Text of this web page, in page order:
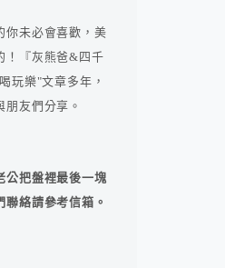
你未必會喜歡，美
！『灰熊爸&四千
玩樂"文章多年，
友們分享。
公把盤裡最後一塊
絡請參考信箱。